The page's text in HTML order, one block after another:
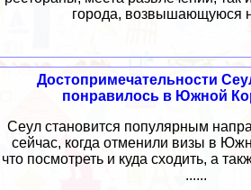
города, возвышающуюся
Достопримечательности
понравилось в Южной
Сеул становится популярным
сейчас, когда отменили визы в
что посмотреть и куда сходить, а
......